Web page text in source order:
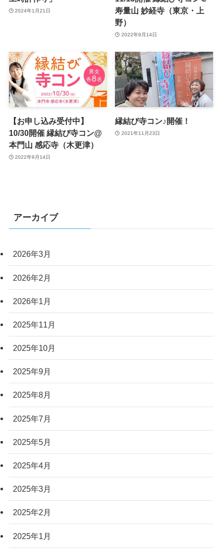
2024年1月21日
寿量山 妙経寺（東京・上
野）
2022年9月14日
【お申し込み受付中】
10/30開催 縁結び寺コン@
本門山 感応寺（木更津）
2022年9月14日
縁結び寺コン♪開催！
2021年11月23日
アーカイブ
2026年3月
2026年2月
2026年1月
2025年11月
2025年10月
2025年9月
2025年8月
2025年7月
2025年5月
2025年4月
2025年3月
2025年2月
2025年1月